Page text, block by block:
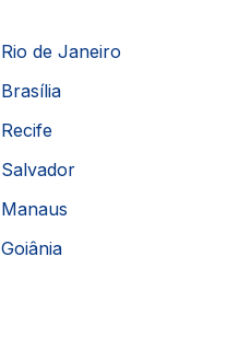
Rio de Janeiro
Brasília
Recife
Salvador
Manaus
Goiânia